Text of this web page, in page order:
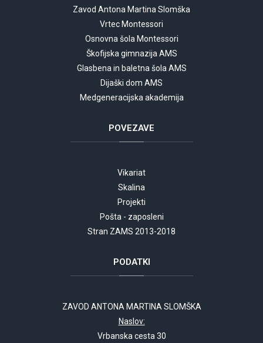
Zavod Antona Martina Slomška
Vrtec Montessori
Osnovna šola Montessori
Škofijska gimnazija AMS
Glasbena in baletna šola AMS
Dijaški dom AMS
Medgeneracijska akademija
POVEZAVE
Vikariat
Skalina
Projekti
Pošta - zaposleni
Stran ZAMS 2013-2018
PODATKI
ZAVOD ANTONA MARTINA SLOMŠKA
Naslov:
Vrbanska cesta 30